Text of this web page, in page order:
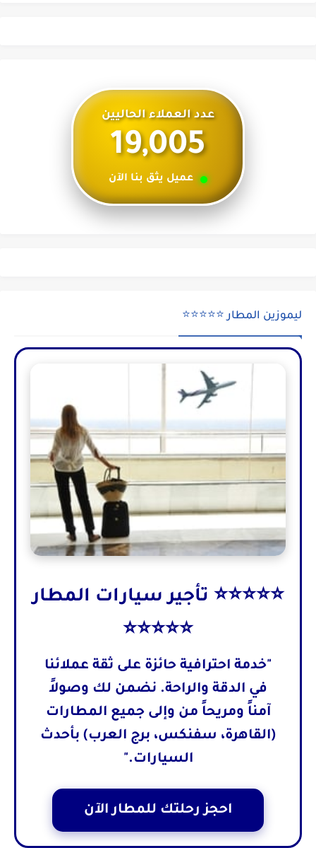
عدد العملاء الحاليين
19,005
عميل يثق بنا الآن
ليموزين المطار ⭐⭐⭐⭐⭐
⭐⭐⭐⭐⭐ تأجير سيارات المطار
⭐⭐⭐⭐⭐
"خدمة احترافية حائزة على ثقة عملائنا
في الدقة والراحة. نضمن لك وصولاً
آمناً ومريحاً من وإلى جميع المطارات
(القاهرة، سفنكس، برج العرب) بأحدث
السيارات."
احجز رحلتك للمطار الآن